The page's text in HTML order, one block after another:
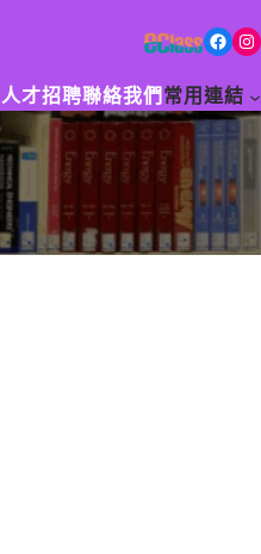
Facebook Instagram
人才招聘聯絡我們 常用連結